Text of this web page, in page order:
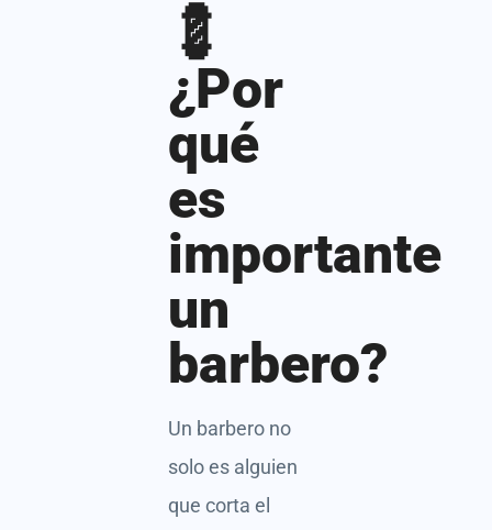
💈
¿Por
qué
es
importante
un
barbero?
Un barbero no
solo es alguien
que corta el